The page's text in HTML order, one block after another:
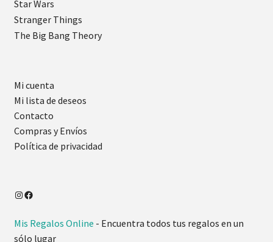
Star Wars
Stranger Things
The Big Bang Theory
Mi cuenta
Mi lista de deseos
Contacto
Compras y Envíos
Política de privacidad
Mis Regalos Online - Encuentra todos tus regalos en un
sólo lugar